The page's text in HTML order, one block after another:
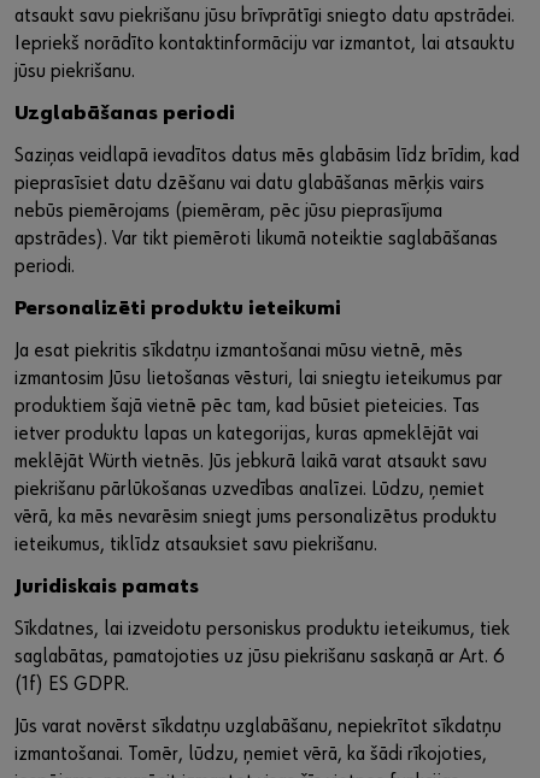
atsaukt savu piekrišanu jūsu brīvprātīgi sniegto datu apstrādei.
Iepriekš norādīto kontaktinformāciju var izmantot, lai atsauktu
jūsu piekrišanu.
Uzglabāšanas periodi
Saziņas veidlapā ievadītos datus mēs glabāsim līdz brīdim, kad
pieprasīsiet datu dzēšanu vai datu glabāšanas mērķis vairs
nebūs piemērojams (piemēram, pēc jūsu pieprasījuma
apstrādes). Var tikt piemēroti likumā noteiktie saglabāšanas
periodi.
Personalizēti produktu ieteikumi
Ja esat piekritis sīkdatņu izmantošanai mūsu vietnē, mēs
izmantosim Jūsu lietošanas vēsturi, lai sniegtu ieteikumus par
produktiem šajā vietnē pēc tam, kad būsiet pieteicies. Tas
ietver produktu lapas un kategorijas, kuras apmeklējāt vai
meklējāt Würth vietnēs. Jūs jebkurā laikā varat atsaukt savu
piekrišanu pārlūkošanas uzvedības analīzei. Lūdzu, ņemiet
vērā, ka mēs nevarēsim sniegt jums personalizētus produktu
ieteikumus, tiklīdz atsauksiet savu piekrišanu.
Juridiskais pamats
Sīkdatnes, lai izveidotu personiskus produktu ieteikumus, tiek
saglabātas, pamatojoties uz jūsu piekrišanu saskaņā ar Art. 6
(1f) ES GDPR.
Jūs varat novērst sīkdatņu uzglabāšanu, nepiekrītot sīkdatņu
izmantošanai. Tomēr, lūdzu, ņemiet vērā, ka šādi rīkojoties,